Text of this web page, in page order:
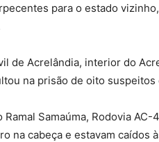
para o estado
de Acrelândia, interior do
na prisão de oito
Samaúma, Rodovia
na cabeça e estavam caídos